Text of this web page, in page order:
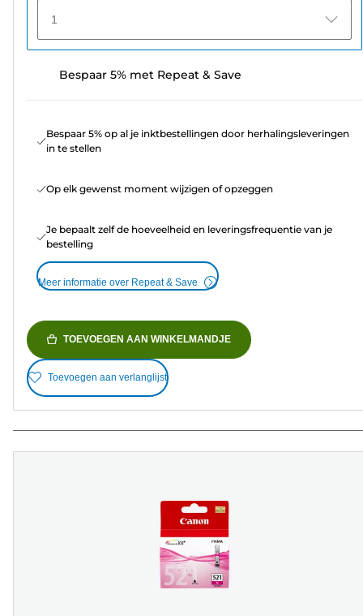
1
Bespaar 5% met Repeat & Save
Bespaar 5% op al je inktbestellingen door herhalingsleveringen
in te stellen
Op elk gewenst moment wijzigen of opzeggen
Je bepaalt zelf de hoeveelheid en leveringsfrequentie van je
bestelling
Meer informatie over Repeat & Save
TOEVOEGEN AAN WINKELMANDJE
Toevoegen aan verlanglijst